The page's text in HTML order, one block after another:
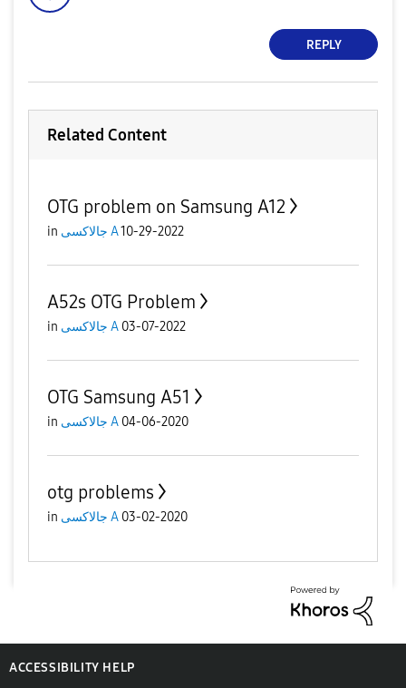
REPLY
Related Content
OTG problem on Samsung A12
in جالاكسى A10-29-2022
A52s OTG Problem
in جالاكسى A 03-07-2022
OTG Samsung A51
in جالاكسى A 04-06-2020
otg problems
in جالاكسى A 03-02-2020
ACCESSIBILITY HELP